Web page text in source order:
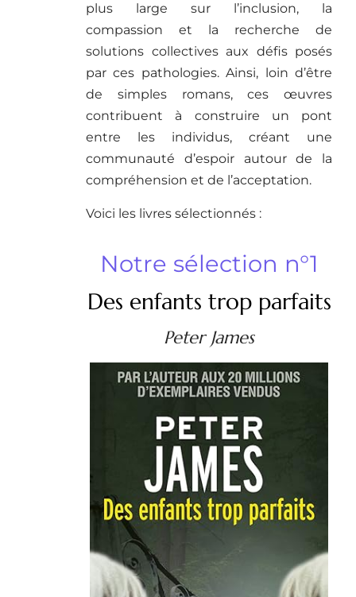
plus large sur l’inclusion, la
compassion et la recherche de
solutions collectives aux défis posés
par ces pathologies. Ainsi, loin d’être
de simples romans, ces œuvres
contribuent à construire un pont
entre les individus, créant une
communauté d’espoir autour de la
compréhension et de l’acceptation.
Voici les livres sélectionnés :
Notre sélection n°1
Des enfants trop parfaits
Peter James